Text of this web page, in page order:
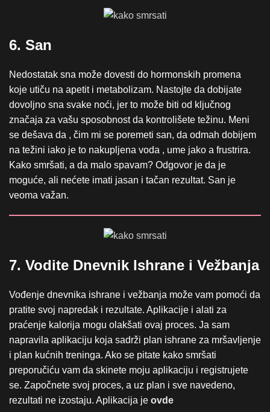
6. San
Nedostatak sna može dovesti do hormonskih promena
koje utiču na apetit i metabolizam. Nastojte da dobijate
dovoljno sna svake noći, jer to može biti od ključnog
značaja za vašu sposobnost da kontrolišete težinu. Meni
se dešava da , čim mi se poremeti san, da odmah dobijem
na težini iako je to nakupljena voda , ume jako a frustrira.
Kako smršati, a da malo spavam? Odgovor je da je
moguće, ali nećete imati jasan i tačan rezultat. San je
veoma važan.
7. Vodite Dnevnik Ishrane i Vežbanja
Vođenje dnevnika ishrane i vežbanja može vam pomoći da
pratite svoj napredak i rezultate. Aplikacije i alati za
praćenje kalorija mogu olakšati ovaj proces. Ja sam
napravila aplikaciju koja sadrži plan ishrane za mršavljenje
i plan kućnih treninga. Ako se pitate kako smršati
preporučiću vam da skinete moju aplikaciju i registrujete
se. Započnete svoj proces, a uz plan i sve navedeno,
rezultati ne izostaju. Aplikacija je ovde